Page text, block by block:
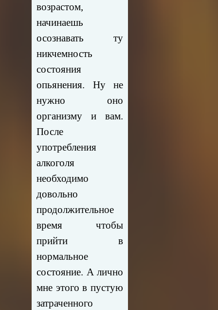
возрастом,
начинаешь
осознавать ту
никчемность
состояния
опьянения. Ну не
нужно оно
организму и вам.
После
употребления
алкоголя
необходимо
довольно
продолжительное
время чтобы
прийти в
нормальное
состояние. А лично
мне этого в пустую
затраченного